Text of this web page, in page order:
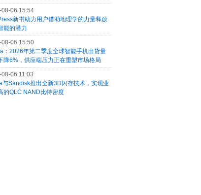
08-06 15:54
新书助力用户借助地理学的力量释放
能的潜力
08-06 15:50
：2026年第二季度全球智能手机出货量
降6%，供应端压力正在重塑市场格局
06 11:03
与Sandisk推出全新3D闪存技术，实现业
的QLC NAND比特密度